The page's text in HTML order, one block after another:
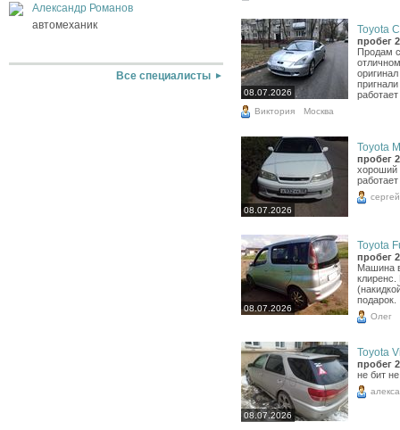
Александр Романов
автомеханик
Все специалисты
08.07.2026
Toyota
пробег
Продам
Виктория Москва
08.07.2026
Toyota
пробег
хороший
сергей
08.07.2026
Toyota
пробег
Машина
клиренс.
подарок.
Олег
08.07.2026
Toyota
пробег
не бит